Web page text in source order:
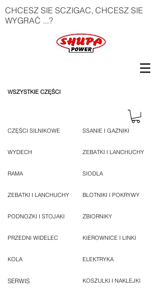
CHCESZ SIE SCZIGAC, CHCESZ SIE
WYGRAĆ ...?
WSZYSTKIE CZĘŚCI
CZĘŚCI SILNIKOWE
WYDECH
RAMA
ZEBATKI I LANCHUCHY
PODNOZKI I STOJAKI
PRZEDNI WIDELEC
KOLA
SERWIS
SSANIE I GAZNIKI
ZEBATKI I LANCHUCHY
SIODLA
BLOTNIKI I POKRYWY
ZBIORNIKY
KIEROWNICE I LINKI
ELEKTRYKA
KOSZULKI I NAKLEJKI